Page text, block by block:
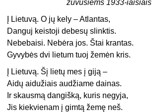
žuvusiems 1933-iaisiais
Į Lietuvą. O jų kely – Atlantas,
Danguj keistoji debesų slinktis.
Nebebaisi. Nebėra jos. Štai krantas.
Gyvybės dvi lietum tuoj žemėn kris.
Į Lietuvą. Šį lietų mes į giją –
Aidų aidužiais audžiame dainas.
Ir skausmą dangišką, kuris negyja,
Jis kiekvienam į gimtą žemę neš.